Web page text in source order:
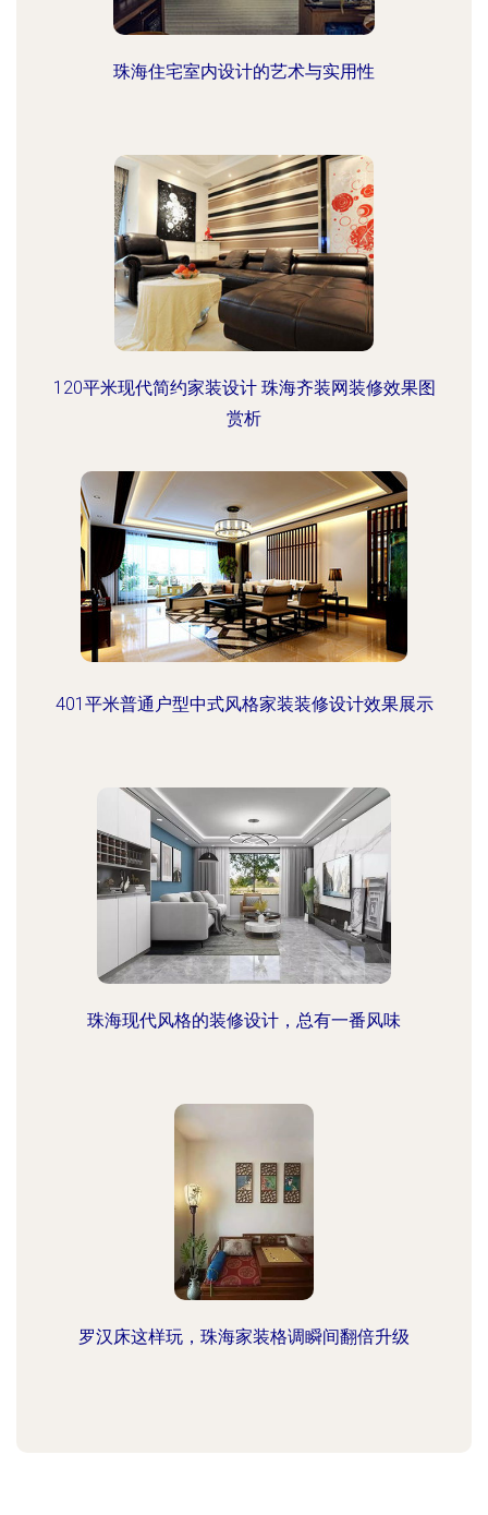
珠海住宅室内设计的艺术与实用性
120平米现代简约家装设计 珠海齐装网装修效果图
赏析
401平米普通户型中式风格家装装修设计效果展示
珠海现代风格的装修设计，总有一番风味
罗汉床这样玩，珠海家装格调瞬间翻倍升级